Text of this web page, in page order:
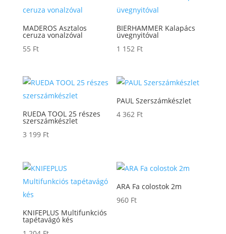
MADEROS Asztalos
ceruza vonalzóval
55 Ft
BIERHAMMER Kalapács
üvegnyitóval
1 152 Ft
RUEDA TOOL 25 részes
szerszámkészlet
3 199 Ft
PAUL Szerszámkészlet
4 362 Ft
KNIFEPLUS Multifunkciós
tapétavágó kés
ARA Fa colostok 2m
960 Ft